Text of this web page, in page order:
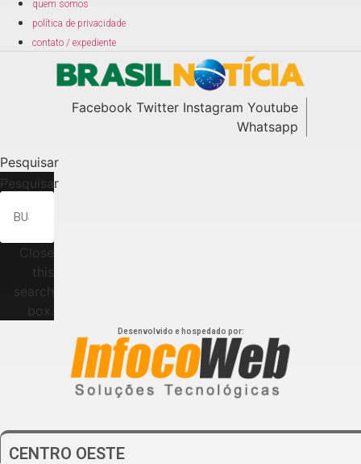
quem somos
política de privacidade
contato / expediente
Facebook Twitter Instagram Youtube
Whatsapp
Pesquisar
Pesquisar
Close
this
search
box.
Desenvolvido e hospedado por:
CENTRO OESTE